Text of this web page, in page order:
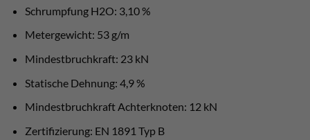
Schrumpfung H2O: 3,10 %
Metergewicht: 53 g/m
Mindestbruchkraft: 23 kN
Statische Dehnung: 4,9 %
Mindestbruchkraft Achterknoten: 12 kN
Zertifizierung: EN 1891 Typ B